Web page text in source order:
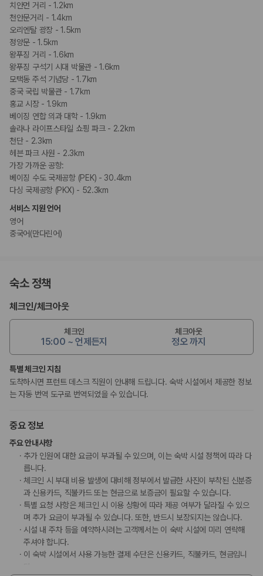
치안먼 거리 - 1.2km
천안문거리 - 1.4km
오리엔탈 광장 - 1.5km
정양문 - 1.5km
왕푸징 거리 - 1.6km
왕푸징 구석기 시대 박물관 - 1.6km
모택동 주석 기념당 - 1.7km
중국 국립 박물관 - 1.7km
홍교 시장 - 1.9km
베이징 연합 의과 대학 - 1.9km
솔라나 라이프스타일 쇼핑 파크 - 2.2km
천단 - 2.3km
헤븐 파크 사원 - 2.3km
가장 가까운 공항:
베이징 수도 국제공항 (PEK) - 30.4km
다싱 국제공항 (PKX) - 52.3km
서비스 지원 언어
영어
중국어(만다린어)
숙소 정책
체크인/체크아웃
체크인
15:00 ~ 언제든지
체크아웃
정오 까지
특별 체크인 지침
도착하시면 프런트 데스크 직원이 안내해 드립니다. 숙박 시설에서 제공한 정보
는 자동 번역 도구로 번역되었을 수 있습니다.
중요 정보
주요 안내사항
추가 인원에 대한 요금이 부과될 수 있으며, 이는 숙박 시설 정책에 따라 다
릅니다.
체크인 시 부대 비용 발생에 대비해 정부에서 발급한 사진이 부착된 신분증
과 신용카드, 직불카드 또는 현금으로 보증금이 필요할 수 있습니다.
특별 요청 사항은 체크인 시 이용 상황에 따라 제공 여부가 달라질 수 있으
며 추가 요금이 부과될 수 있습니다. 또한, 반드시 보장되지는 않습니다.
시설 내 주차 등을 예약하시려는 고객께서는 이 숙박 시설에 미리 연락해
주셔야 합니다.
이 숙박 시설에서 사용 가능한 결제 수단은 신용카드, 직불카드, 현금입니